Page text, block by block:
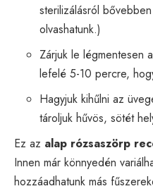
sterilizálásról
olvashatunk.)
Zárjuk le légmentesen
lefelé 5-10 percre,
Hagyjuk kihűlni az
tároljuk hűvös, sötét
Ez az alap rózsaszörp
Innen már könnyedén
hozzáadhatunk más